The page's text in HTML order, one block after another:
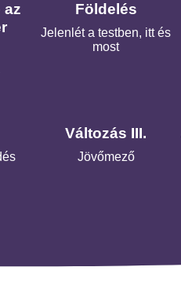
az
Földelés
Jelenlét a testben, itt és
most
Változás III.
Jövőmező